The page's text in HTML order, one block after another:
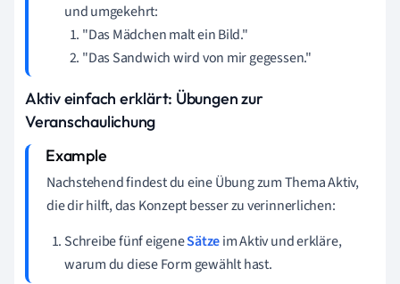
und umgekehrt:
"Das Mädchen malt ein Bild."
"Das Sandwich wird von mir gegessen."
Aktiv einfach erklärt: Übungen zur
Veranschaulichung
Nachstehend findest du eine Übung zum Thema Aktiv,
die dir hilft, das Konzept besser zu verinnerlichen:
Schreibe fünf eigeneSätzeim Aktiv und erkläre,
warum du diese Form gewählt hast.